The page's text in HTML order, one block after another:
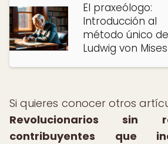
El praxeólogo:
Introducción al
método único de
Ludwig von Mises
Si quieres conocer otros
Revolucionarios sin
contribuyentes que